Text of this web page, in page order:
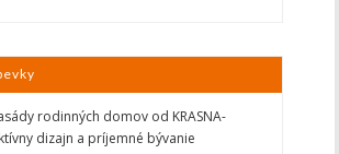
rodinných domov od KRASNA-
dizajn a príjemné bývanie